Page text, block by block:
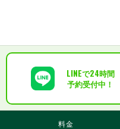
LINEで24時間
予約受付中！
料金